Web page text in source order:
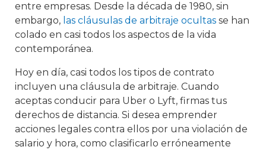
entre empresas. Desde la década de 1980, sin
embargo, las cláusulas de arbitraje ocultas se han
colado en casi todos los aspectos de la vida
contemporánea.
Hoy en día, casi todos los tipos de contrato
incluyen una cláusula de arbitraje. Cuando
aceptas conducir para Uber o Lyft, firmas tus
derechos de distancia. Si desea emprender
acciones legales contra ellos por una violación de
salario y hora, como clasificarlo erróneamente